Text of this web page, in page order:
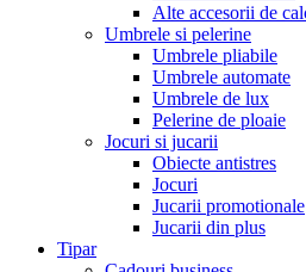
Alte accesorii de
Umbrele si pelerine
Umbrele pliabile
Umbrele automate
Umbrele de lux
Pelerine de ploaie
Jocuri si jucarii
Obiecte antistres
Jocuri
Jucarii promotionale
Jucarii din plus
Tipar